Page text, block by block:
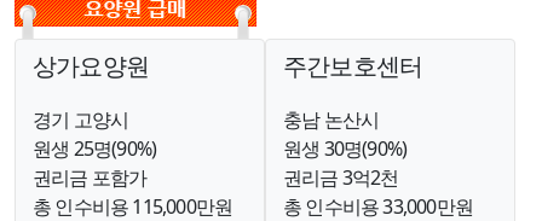
상가요양원
경기 고양시
원생 25명(90%)
권리금 포함가
총 인수비용 115,000만원
주간보호센터
충남 논산시
원생 30명(90%)
권리금 3억2천
총 인수비용 33,000만원